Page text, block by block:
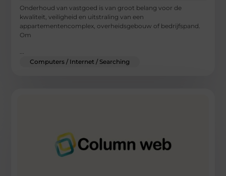
Onderhoud van vastgoed is van groot belang voor de
kwaliteit, veiligheid en uitstraling van een
appartementencomplex, overheidsgebouw of bedrijfspand.
Om
Computers / Internet / Searching